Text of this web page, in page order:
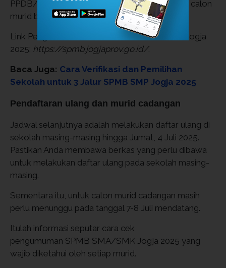
PPDB/SPMB 2025 yang dapat digunakan oleh calon
murid baru maupun orang tua/wali:
Link Pengumuman PPDB/SPMB Provinsi DIY Jogja
2025: https://spmb.jogjaprov.go.id/.
Baca Juga: Cara Verifikasi dan Pemilihan
Sekolah untuk 3 Jalur SPMB SMP Jogja 2025
Pendaftaran ulang dan murid cadangan
Jadwal selanjutnya adalah melakukan daftar ulang di
sekolah masing-masing hingga Jumat, 4 Juli 2025.
Pastikan Anda membawa berkas yang perlu dibawa
untuk melakukan daftar ulang pada sekolah masing-
masing.
Sementara itu, untuk calon murid cadangan masih
perlu menunggu pada tanggal 7-8 Juli mendatang.
Itulah informasi seputar cara cek
pengumuman SPMB SMA/SMK Jogja 2025 yang
wajib diketahui oleh setiap murid.